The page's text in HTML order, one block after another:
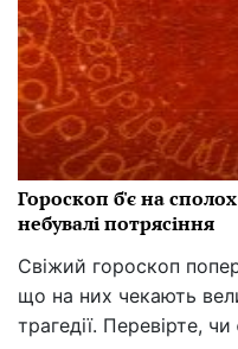
Гороскоп б'є на
небувалі потрясіння
Свіжий гороскоп
що на них чекають
трагедії. Перевірте,